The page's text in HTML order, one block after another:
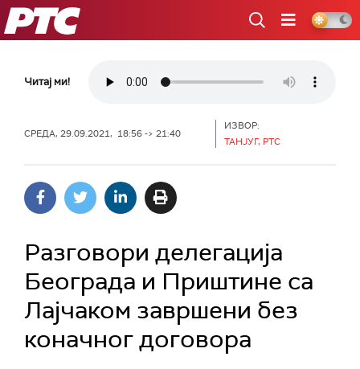
РТС
Читај ми!
СРЕДА, 29.09.2021, 18:56 -> 21:40
ИЗВОР:
ТАНЈУГ, РТС
Разговори делегација
Београда и Приштине са
Лајчаком завршени без
коначног договора